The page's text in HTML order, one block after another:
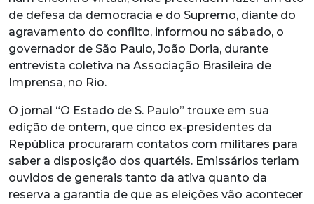
de defesa da democracia e do Supremo, diante do
agravamento do conflito, informou no sábado, o
governador de São Paulo, João Doria, durante
entrevista coletiva na Associação Brasileira de
Imprensa, no Rio.
O jornal “O Estado de S. Paulo” trouxe em sua
edição de ontem, que cinco ex-presidentes da
República procuraram contatos com militares para
saber a disposição dos quartéis. Emissários teriam
ouvidos de generais tanto da ativa quanto da
reserva a garantia de que as eleições vão acontecer